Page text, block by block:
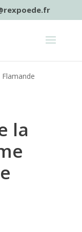
la